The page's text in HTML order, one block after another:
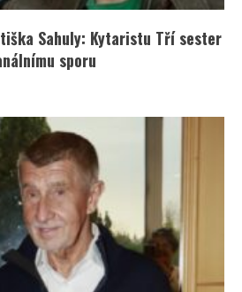
Sahuly: Kytaristu Tří sester
sporu